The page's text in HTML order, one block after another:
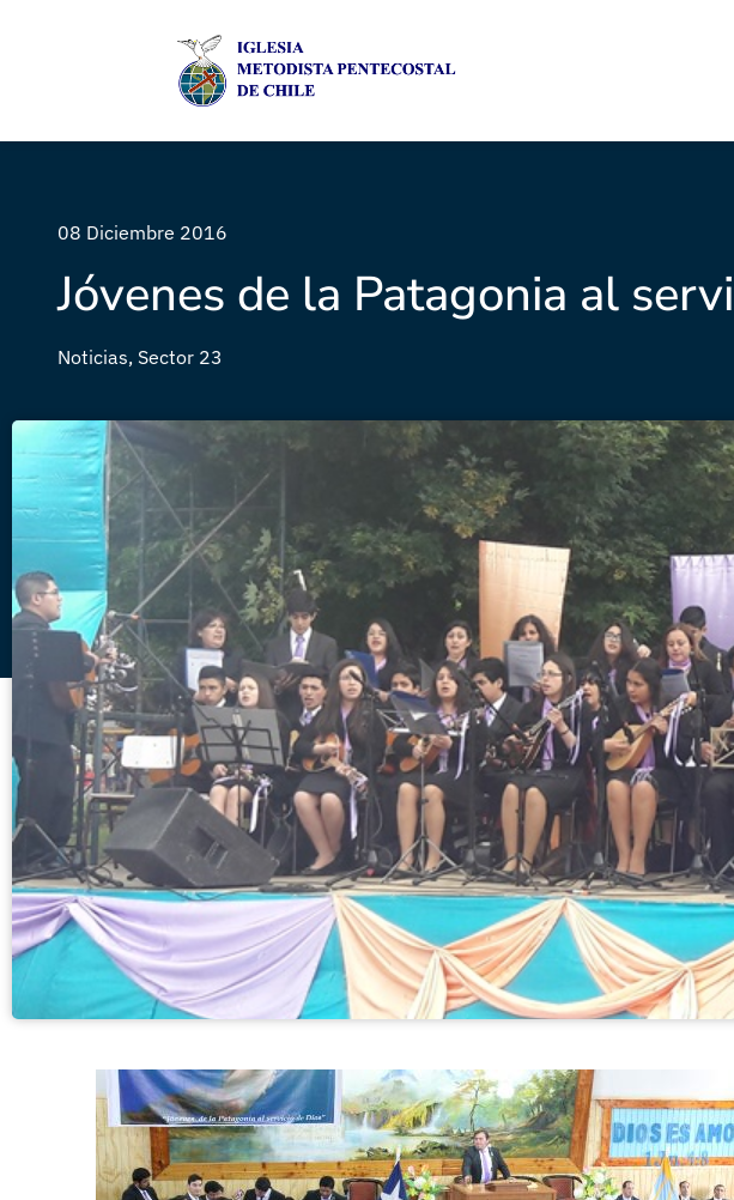
08 Diciembre 2016
Jóvenes de la Patagonia al
Noticias, Sector 23